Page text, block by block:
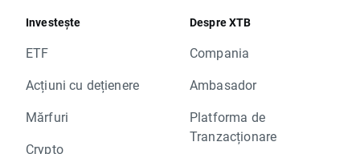
Investește
ETF
Acțiuni cu dețienere
Mărfuri
Crypto
Despre XTB
Compania
Ambasador
Platforma de
Tranzacționare